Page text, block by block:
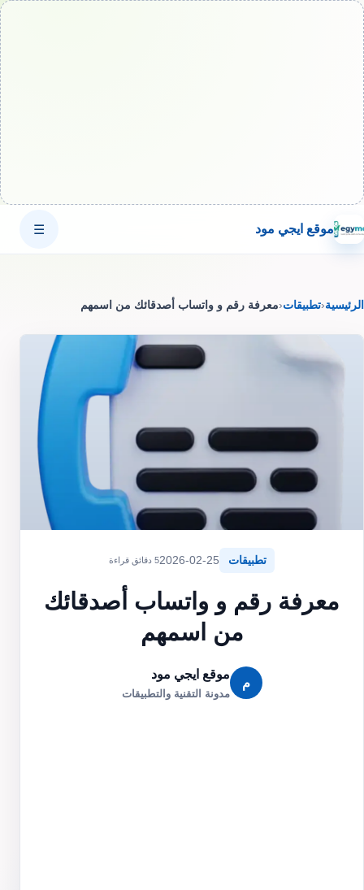
موقع ايجي مود ☰
الرئيسية‹تطبيقات‹معرفة رقم و واتساب أصدقائك من اسمهم
تطبيقات 2026-02-255 دقائق قراءة
معرفة رقم و واتساب أصدقائك
من اسمهم
م
موقع ايجي مود
مدونة التقنية والتطبيقات